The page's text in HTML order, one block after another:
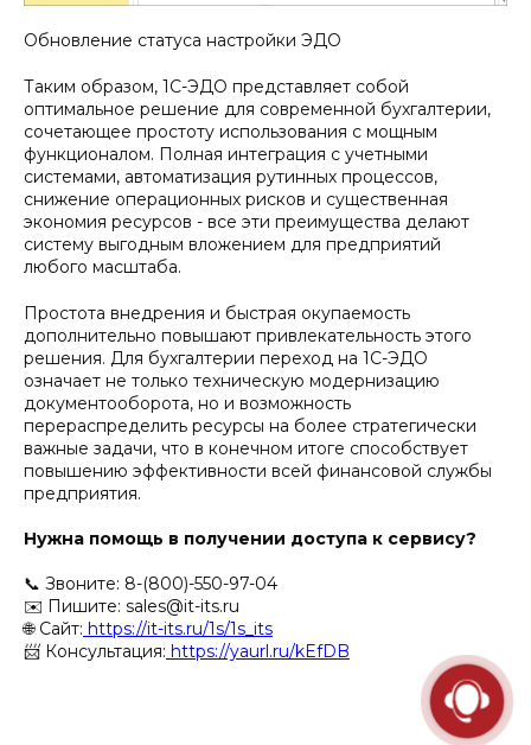
Обновление статуса настройки ЭДО
Таким образом, 1С-ЭДО представляет собой
оптимальное решение для современной бухгалтерии,
сочетающее простоту использования с мощным
функционалом. Полная интеграция с учетными
системами, автоматизация рутинных процессов,
снижение операционных рисков и существенная
экономия ресурсов - все эти преимущества делают
систему выгодным вложением для предприятий
любого масштаба.
Простота внедрения и быстрая окупаемость
дополнительно повышают привлекательность этого
решения. Для бухгалтерии переход на 1С-ЭДО
означает не только техническую модернизацию
документооборота, но и возможность
перераспределить ресурсы на более стратегически
важные задачи, что в конечном итоге способствует
повышению эффективности всей финансовой службы
предприятия.
Нужна помощь в получении доступа к сервису?
📞 Звоните: 8-(800)-550-97-04
✉️ Пишите: sales@it-its.ru
🌐 Сайт: https://it-its.ru/1s/1s_its
📨 Консультация: https://yaurl.ru/kEfDB